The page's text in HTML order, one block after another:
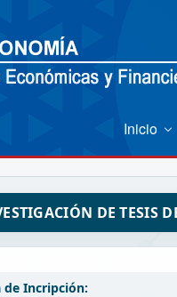
Inicio
DE TESIS
de Incripción: